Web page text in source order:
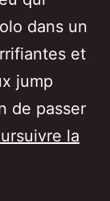
dans un
et
jump
de passer
la